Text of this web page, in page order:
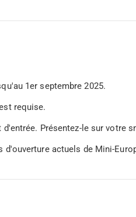
1er septembre 2025.
requise.
Présentez-le sur votre
d'ouverture actuels de Mini-